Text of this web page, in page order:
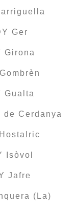
Ger
Girona
Gualta
Cerdanya
Isòvol
Jafre
(La)